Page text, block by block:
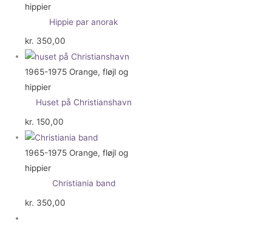
hippier
Hippie par anorak
kr. 350,00
1965-1975 Orange, fløjl og
hippier
Huset på Christianshavn
kr. 150,00
1965-1975 Orange, fløjl og
hippier
Christiania band
kr. 350,00